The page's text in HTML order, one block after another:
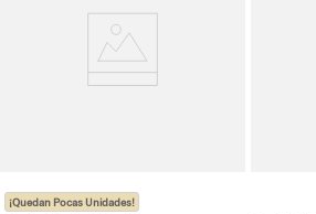
¡Quedan Pocas Unidades!